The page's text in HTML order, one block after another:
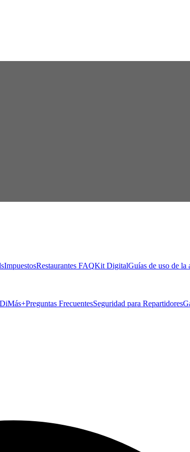
ImpuestosRestaurantes FAQKit DigitalGuías de uso de la
Preguntas FrecuentesSeguridad para Repartidores